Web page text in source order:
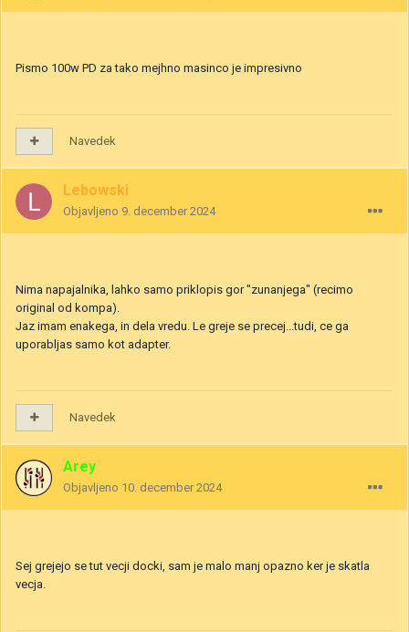
Pismo 100w PD za tako mejhno masinco je impresivno
Navedek
Lebowski
Objavljeno 9. december 2024
Nima napajalnika, lahko samo priklopis gor "zunanjega" (recimo
original od kompa).
Jaz imam enakega, in dela vredu. Le greje se precej...tudi, ce ga
uporabljas samo kot adapter.
Navedek
Arey
Objavljeno 10. december 2024
Sej grejejo se tut vecji docki, sam je malo manj opazno ker je skatla
vecja.